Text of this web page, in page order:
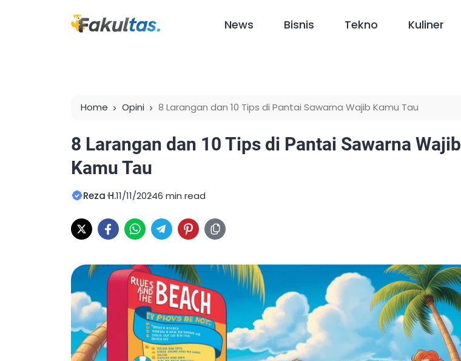
News Bisnis Tekno Kuliner
Home Opini 8 Larangan dan 10 Tips di Pantai Sawarna Wajib Kamu Tau
8 Larangan dan 10 Tips di Pantai Sawarna Wajib
Kamu Tau
Reza H.11/11/20246 min read